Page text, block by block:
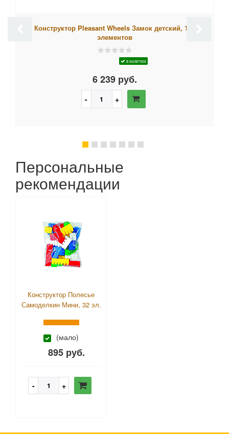
Конструктор Pleasant Wheels Замок детский, 165
элементов
в наличии
6 239 руб.
Персональные
рекомендации
Конструктор Полесье
Самоделкин Мини, 32 эл.
(мало)
895 руб.